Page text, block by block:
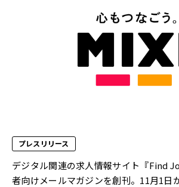
プレスリリース
デジタル関連の求人情報サイト『Find
者向けメールマガジンを創刊。11月1日